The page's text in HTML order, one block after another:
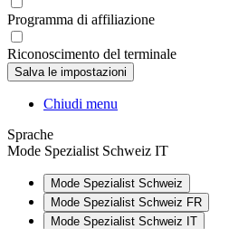
Programma di affiliazione
Riconoscimento del terminale
Chiudi menu
Sprache
Mode Spezialist Schweiz IT
Mode Spezialist Schweiz
Mode Spezialist Schweiz FR
Mode Spezialist Schweiz IT